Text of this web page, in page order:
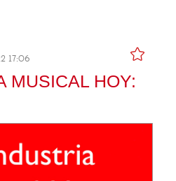
17:06
MUSICAL HOY: